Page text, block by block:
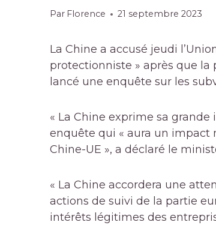
Par Florence 21 septembre 2023
La Chine a accusé jeudi
protectionniste » après que la
lancé une enquête sur les
« La Chine exprime sa
enquête qui « aura un impact
Chine-UE », a déclaré le
« La Chine accordera une
actions de suivi de la partie
intérêts légitimes des